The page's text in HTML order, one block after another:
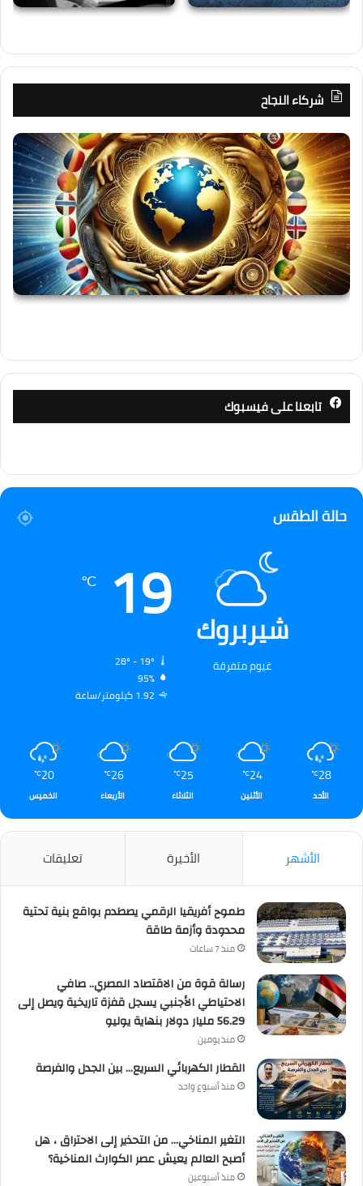
شركاء النجاح
تابعنا على فيسبوك
حالة الطقس
شيربروك
غيوم متفرقة
19
℃
95%
1.92 كيلومتر/ساعة
28
℃
الأحد
24
℃
الأثنين
25
℃
الثلاثاء
26
℃
الأربعاء
20
℃
الخميس
الأشهر الأخيرة تعليقات
طموح أفريقيا الرقمي يصطدم بواقع بنية تحتية
محدودة وأزمة طاقة
منذ 7 ساعات
رسالة قوة من الاقتصاد المصري.. صافي
الاحتياطي الأجنبي يسجل قفزة تاريخية ويصل إلى
56.29 مليار دولار بنهاية يوليو
منذ يومين
القطار الكهربائي السريع… بين الجدل والفرصة
منذ أسبوع واحد
التغير المناخي… من التحذير إلى الاحتراق ، هل
أصبح العالم يعيش عصر الكوارث المناخية؟
منذ أسبوعين